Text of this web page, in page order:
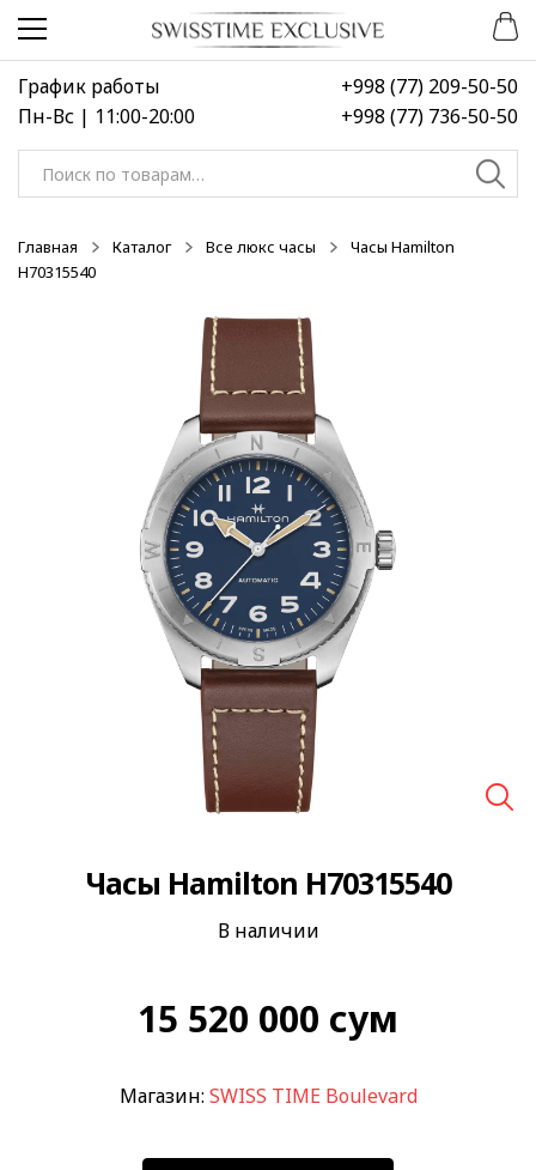
Перейти
навигации
Перейти
содержимому
График работы
Пн-Вс | 11:00-20:00
+998 (77) 209-50-50
+998 (77) 736-50-50
Искать:
Главная Каталог Все люкс часы
Часы Hamilton
H70315540
Часы Hamilton H70315540
В наличии
15 520 000 сум
Магазин: SWISS TIME Boulevard
-30%